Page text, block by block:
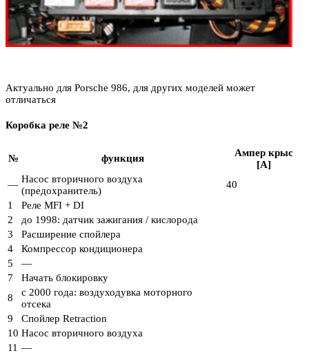
Актуально для Porsche 986, для других моделей может
отличаться
Коробка реле №2
№ функция
Ампер крыс
[A]
— Насос вторичного воздуха
(предохранитель)
40
1
Реле MFI + DI
2
до 1998: датчик зажигания / кислорода
3
Расширение спойлера
4
Компрессор кондиционера
5
—
7
Начать блокировку
8
с 2000 года: воздуходувка моторного
отсека
9
Спойлер Retraction
10 Насос вторичного воздуха
11 —